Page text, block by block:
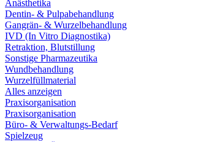
Anästhetika
Dentin- & Pulpabehandlung
Gangrän- & Wurzelbehandlung
IVD (In Vitro Diagnostika)
Retraktion, Blutstillung
Sonstige Pharmazeutika
Wundbehandlung
Wurzelfüllmaterial
Alles anzeigen
Praxisorganisation
Praxisorganisation
Büro- & Verwaltungs-Bedarf
Spielzeug